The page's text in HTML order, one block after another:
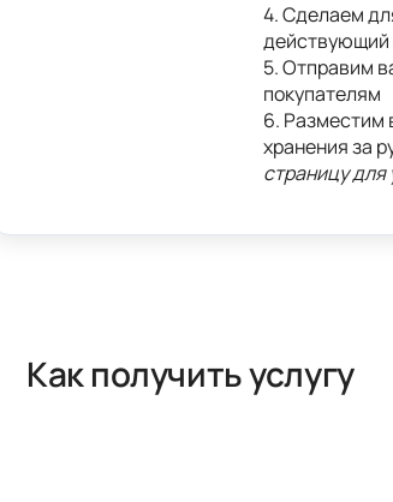
4. Сделаем
действующий
5. Отправим
покупателям
6. Разместим
хранения за
страницу для
Как получить услугу